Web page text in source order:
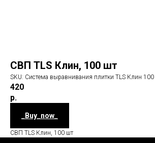
СВП TLS Клин, 100 шт
SKU: Система выравнивания плитки TLS Клин 100
420
р.
_Buy_now_
СВП TLS Клин, 100 шт